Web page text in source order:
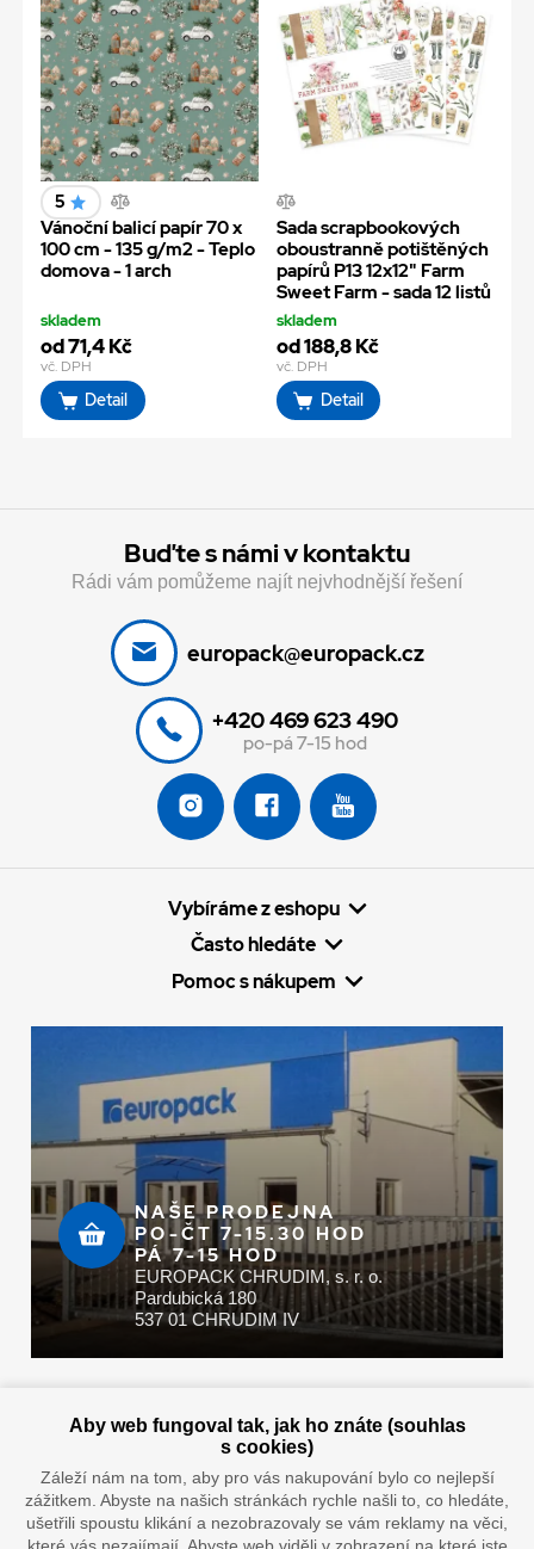
5
Vánoční balicí papír 70 x
100 cm - 135 g/m2 - Teplo
domova - 1 arch
skladem
od 71,4 Kč
vč. DPH
Detail
Sada scrapbookových
oboustranně potištěných
papírů P13 12x12" Farm
Sweet Farm - sada 12 listů
skladem
od 188,8 Kč
vč. DPH
Detail
Buďte s námi v kontaktu
Rádi vám pomůžeme najít nejvhodnější řešení
europack@europack.cz
+420 469 623 490
po-pá 7-15 hod
Vybíráme z eshopu
Často hledáte
Pomoc s nákupem
NAŠE PRODEJNA
PO-ČT 7-15.30 HOD
PÁ 7-15 HOD
EUROPACK CHRUDIM, s. r. o.
Pardubická 180
537 01 CHRUDIM IV
Doprava vaším oblíbeným dopravcem
Aby web fungoval tak, jak ho znáte (souhlas
s cookies)
Záleží nám na tom, aby pro vás nakupování bylo co nejlepší
zážitkem. Abyste na našich stránkách rychle našli to, co hledáte,
ušetřili spoustu klikání a nezobrazovaly se vám reklamy na věci,